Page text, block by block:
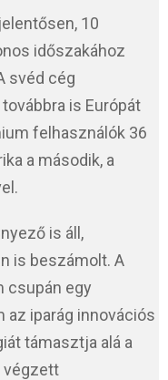
10
időszakához
svéd cég
is Európát
felhasználók 36
a második, a
is áll,
is beszámolt. A
csupán egy
az iparág innovációs
támasztja alá a
végzett